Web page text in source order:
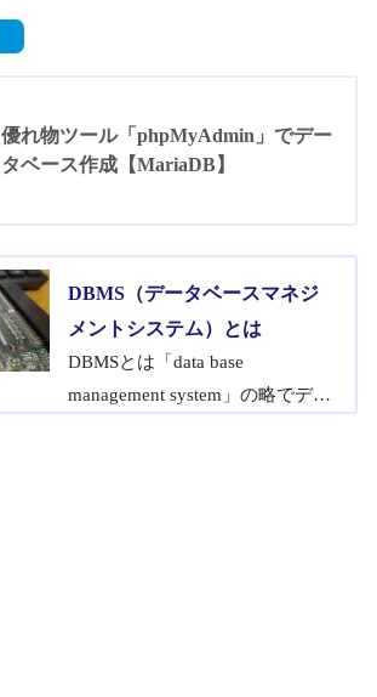
優れ物ツール「phpMyAdmin」でデー
タベース作成【MariaDB】
DBMS（データベースマネジ
メントシステム）とは
DBMSとは「data base
management system」の略でデー